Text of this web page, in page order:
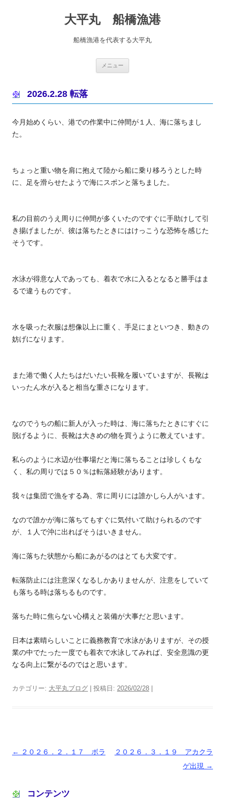
大平丸 船橋漁港
船橋漁港を代表する大平丸
メニュー
2026.2.28 転落
今月始めくらい、港での作業中に仲間が１人、海に落ちまし
た。
ちょっと重い物を肩に抱えて陸から船に乗り移ろうとした時
に、足を滑らせたようで海にスポンと落ちました。
私の目前のうえ周りに仲間が多くいたのですぐに手助けして引
き揚げましたが、彼は落ちたときにはけっこうな恐怖を感じた
そうです。
水泳が得意な人であっても、着衣で水に入るとなると勝手はま
るで違うものです。
水を吸った衣服は想像以上に重く、手足にまといつき、動きの
妨げになります。
また港で働く人たちはだいたい長靴を履いていますが、長靴は
いったん水が入ると相当な重さになります。
なのでうちの船に新人が入った時は、海に落ちたときにすぐに
脱げるように、長靴は大きめの物を買うように教えています。
私らのように水辺が仕事場だと海に落ちることは珍しくもな
く、私の周りでは５０％は転落経験があります。
我々は集団で漁をする為、常に周りには誰かしら人がいます。
なので誰かが海に落ちてもすぐに気付いて助けられるのです
が、１人で沖に出ればそうはいきません。
海に落ちた状態から船にあがるのはとても大変です。
転落防止には注意深くなるしかありませんが、注意をしていて
も落ちる時は落ちるものです。
落ちた時に焦らない心構えと装備が大事だと思います。
日本は素晴らしいことに義務教育で水泳がありますが、その授
業の中でたった一度でも着衣で水泳してみれば、安全意識の更
なる向上に繋がるのではと思います。
カテゴリー: 大平丸ブログ | 投稿日: 2026/02/28
投
ビ
← ２０２６．２．１７ ボラ
２０２６．３．１９ アカクラ
ゲ出現 →
コンテンツ